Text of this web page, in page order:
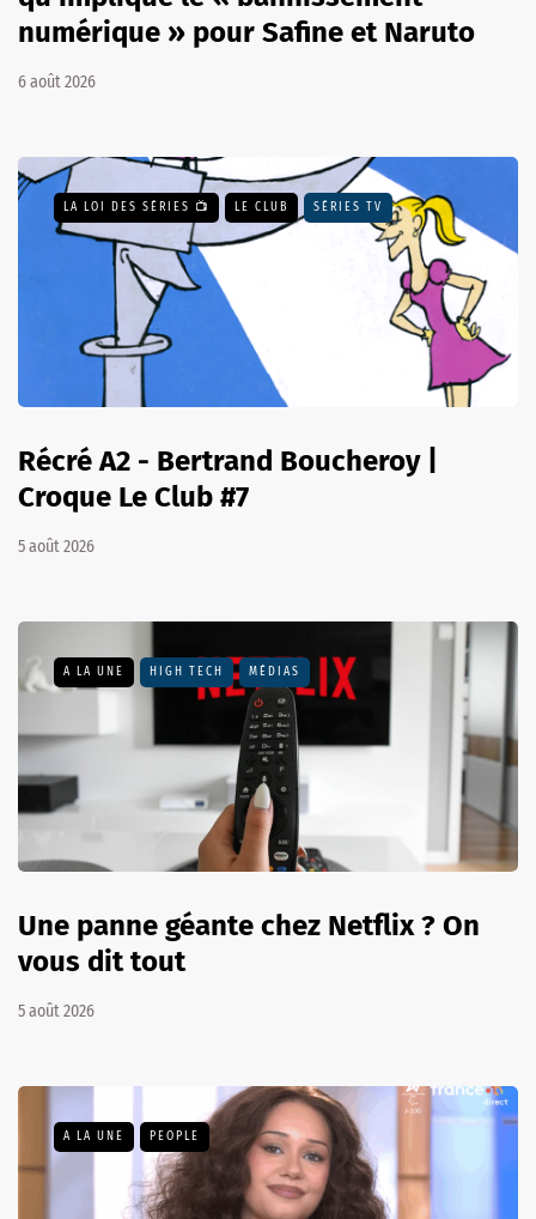
numérique » pour Safine et Naruto
6 août 2026
LA LOI DES SÉRIES 📺 LE CLUB SÉRIES TV
Récré A2 - Bertrand Boucheroy |
Croque Le Club #7
5 août 2026
A LA UNE HIGH TECH MÉDIAS
Une panne géante chez Netflix ? On
vous dit tout
5 août 2026
A LA UNE PEOPLE